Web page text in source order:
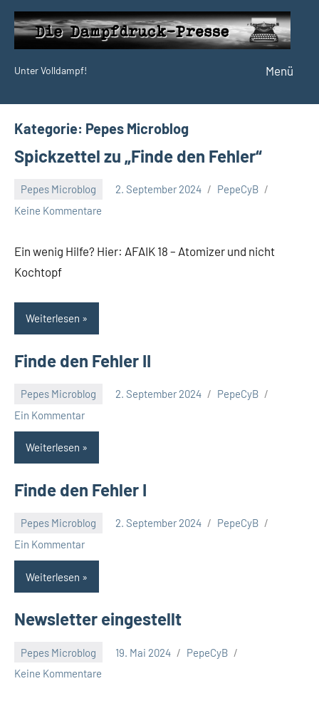
Zum
Inhalt
springen
Dampfdruck-
Presse
Unter Volldampf! Menü
Kategorie: Pepes Microblog
Spickzettel zu „Finde den Fehler“
Pepes Microblog 2. September 2024
PepeCyB
Keine Kommentare
Ein wenig Hilfe? Hier: AFAIK 18 – Atomizer und nicht
Kochtopf
Weiterlesen
Finde den Fehler II
Pepes Microblog 2. September 2024
PepeCyB
Ein Kommentar
Weiterlesen
Finde den Fehler I
Pepes Microblog 2. September 2024
PepeCyB
Ein Kommentar
Weiterlesen
Newsletter eingestellt
Pepes Microblog 19. Mai 2024
PepeCyB
Keine Kommentare